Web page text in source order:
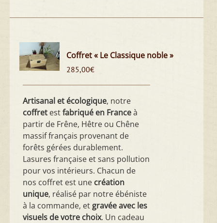
Coffret « Le Classique noble »
285,00€
Artisanal et écologique, notre
coffret estfabriqué en Franceà
partir de Frêne, Hêtre ou Chêne
massif français provenant de
forêts gérées durablement.
Lasures française et sans pollution
pour vos intérieurs. Chacun de
nos coffret est une création
unique, réalisé par notre ébéniste
à la commande, et gravée avec les
visuels de votre choix. Un cadeau